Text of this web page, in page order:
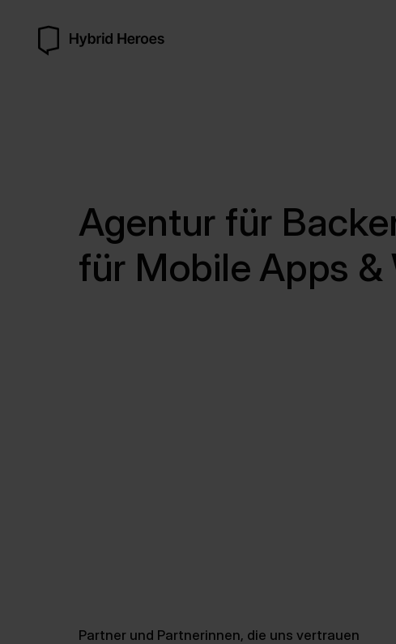
Agentur für
für Mobile Apps &
Partner und Partnerinnen, die uns vertrauen